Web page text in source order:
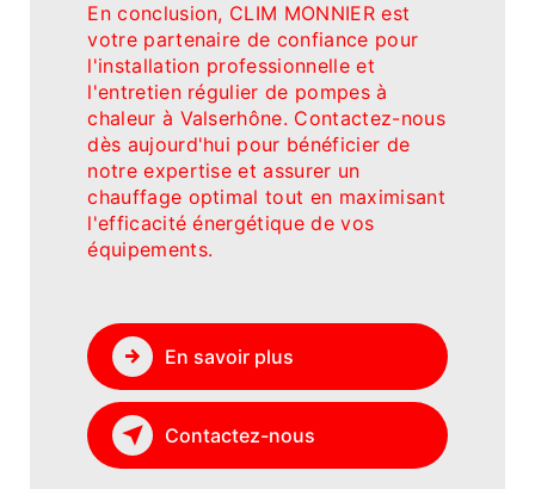
En conclusion, CLIM MONNIER est
votre partenaire de confiance pour
l'installation professionnelle et
l'entretien régulier de pompes à
chaleur à Valserhône. Contactez-nous
dès aujourd'hui pour bénéficier de
notre expertise et assurer un
chauffage optimal tout en maximisant
l'efficacité énergétique de vos
équipements.
En savoir plus
Contactez-nous